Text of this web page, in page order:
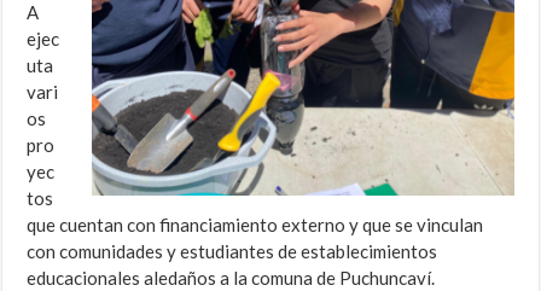
A
ejec
uta
vari
os
pro
yec
tos
que cuentan con financiamiento externo y que se vinculan
con comunidades y estudiantes de establecimientos
educacionales aledaños a la comuna de Puchuncaví.